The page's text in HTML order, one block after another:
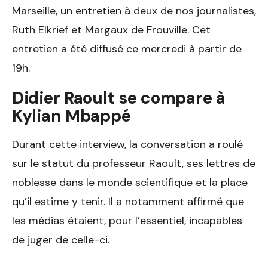
Marseille, un entretien à deux de nos journalistes,
Ruth Elkrief et Margaux de Frouville. Cet
entretien a été diffusé ce mercredi à partir de
19h.
Didier Raoult se compare à
Kylian Mbappé
Durant cette interview, la conversation a roulé
sur le statut du professeur Raoult, ses lettres de
noblesse dans le monde scientifique et la place
qu’il estime y tenir. Il a notamment affirmé que
les médias étaient, pour l’essentiel, incapables
de juger de celle-ci.